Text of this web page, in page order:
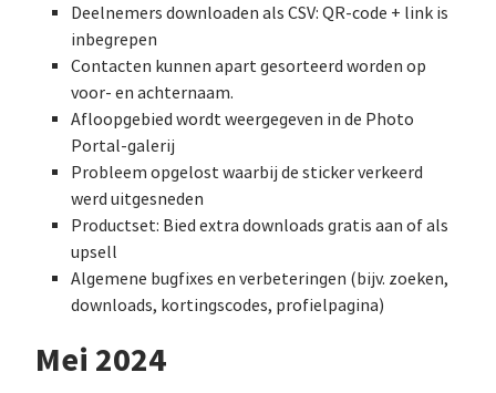
Deelnemers downloaden als CSV: QR-code + link is
inbegrepen
Contacten kunnen apart gesorteerd worden op
voor- en achternaam.
Afloopgebied wordt weergegeven in de Photo
Portal-galerij
Probleem opgelost waarbij de sticker verkeerd
werd uitgesneden
Productset: Bied extra downloads gratis aan of als
upsell
Algemene bugfixes en verbeteringen (bijv. zoeken,
downloads, kortingscodes, profielpagina)
Mei 2024